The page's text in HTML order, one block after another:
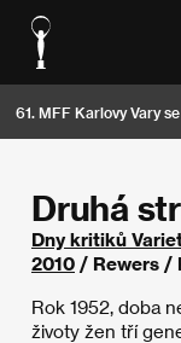
61. MFF Karlovy Vary
Druhá
Dny kritiků
2010 / Rewers /
Rok 1952, doba
životy žen tří